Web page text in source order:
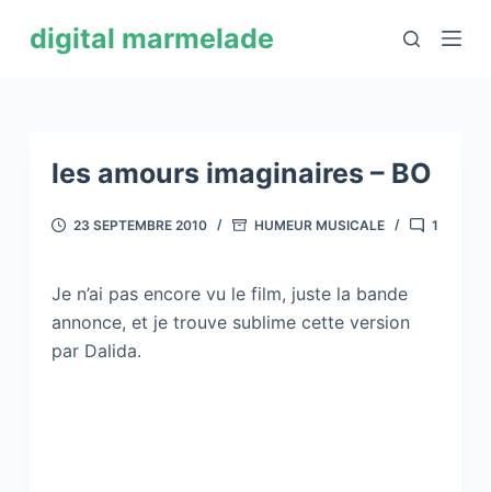
digital marmelade
les amours imaginaires – BO
23 SEPTEMBRE 2010 HUMEUR MUSICALE 1
Je n’ai pas encore vu le film, juste la bande
annonce, et je trouve sublime cette version
par Dalida.